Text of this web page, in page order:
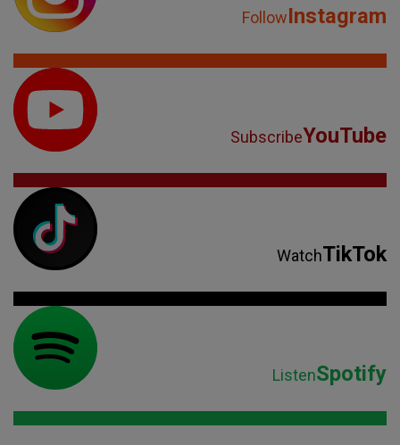
FollowInstagram
SubscribeYouTube
WatchTikTok
ListenSpotify